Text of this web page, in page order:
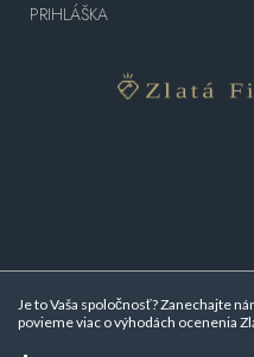
Je to Vaša spoločnosť? Zanechajte
povieme viac ovýhodách ocenenia
PRIHLÁŠKA